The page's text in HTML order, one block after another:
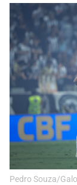
Pedro Souza/Galo